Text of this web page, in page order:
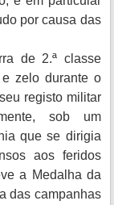
por causa das
de 2.ª classe
zelo durante o
registo militar
sob um
que se dirigia
aos feridos
a Medalha da
das campanhas